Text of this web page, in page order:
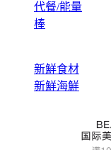
代餐/能量
棒
新鮮食材
新鮮海鮮